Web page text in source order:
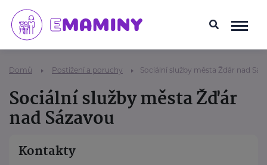
Domů Postižení a poruchy Sociální služby města Žďár nad
Sociální služby města Žďár
nad Sázavou
Kontakty